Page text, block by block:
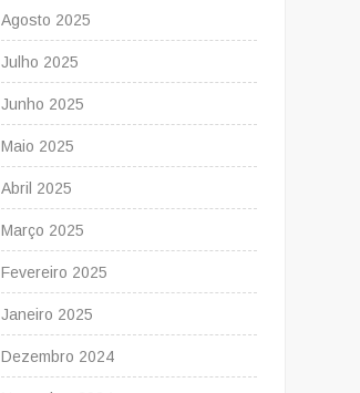
Agosto 2025
Julho 2025
Junho 2025
Maio 2025
Abril 2025
Março 2025
Fevereiro 2025
Janeiro 2025
Dezembro 2024